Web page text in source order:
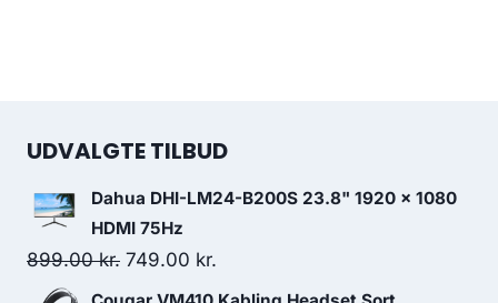
UDVALGTE TILBUD
Dahua DHI-LM24-B200S 23.8" 1920 x 1080
HDMI 75Hz
899.00kr. Original
price
749.00 kr.
price